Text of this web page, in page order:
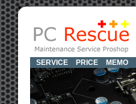
SERVICE PRICE MEMO